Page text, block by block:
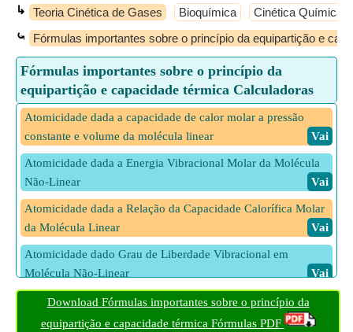
↳ Teoria Cinética de Gases Bioquímica Cinética Química
⤿ Fórmulas importantes sobre o princípio da equipartição e
Fórmulas importantes sobre o princípio da
equipartição e capacidade térmica Calculadoras
Atomicidade dada a capacidade de calor molar a pressão
constante e volume da molécula linear
​ Vai
Atomicidade dada a Energia Vibracional Molar da Molécula
Não-Linear
​ Vai
Atomicidade dada a Relação da Capacidade Calorífica Molar
da Molécula Linear
​ Vai
Atomicidade dado Grau de Liberdade Vibracional em
Molécula Não-Linear
​ Vai
Capacidade de Calor Molar a Pressão Constante dada a
Compressibilidade
​ Vai
Download Fórmulas importantes sobre o princípio da
equipartição e capacidade térmica Fórmulas PDF